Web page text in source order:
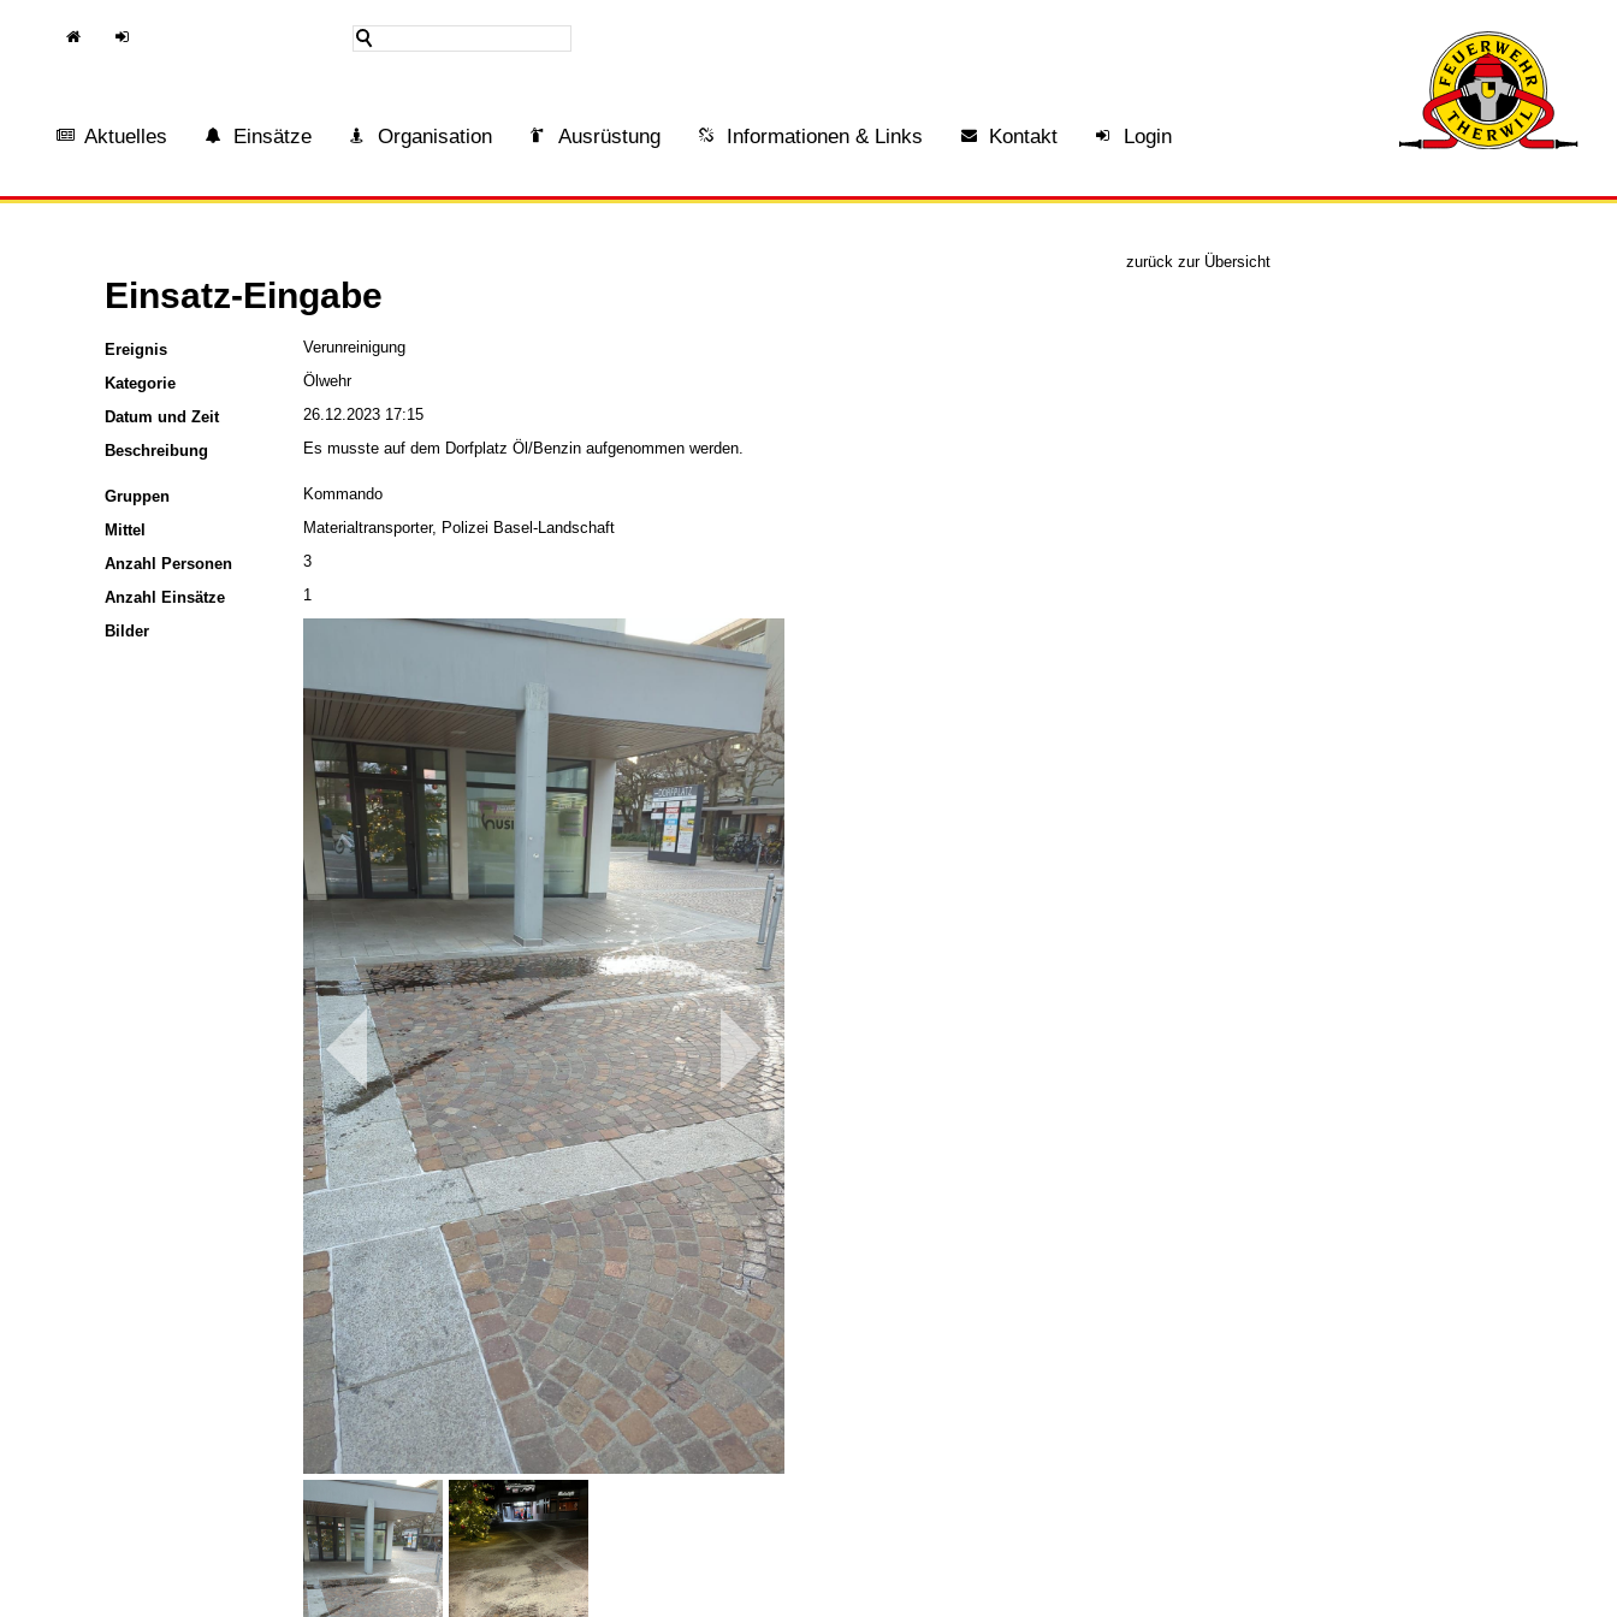
Aktuelles Einsätze Organisation Ausrüstung Informationen & Links Kontakt Login
zurück zur Übersicht
Einsatz-Eingabe
Ereignis
Verunreinigung
Kategorie
Ölwehr
Datum und Zeit
26.12.2023 17:15
Beschreibung
Es musste auf dem Dorfplatz Öl/Benzin aufgenommen werden.
Gruppen
Kommando
Mittel
Materialtransporter, Polizei Basel-Landschaft
Anzahl Personen
3
Anzahl Einsätze
1
Bilder